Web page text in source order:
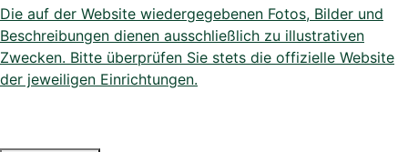
Die auf der Website wiedergegebenen Fotos, Bilder und
Beschreibungen dienen ausschließlich zu illustrativen
Zwecken. Bitte überprüfen Sie stets die offizielle Website
der jeweiligen Einrichtungen.